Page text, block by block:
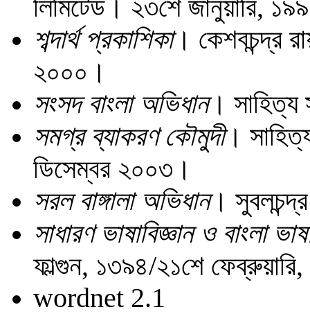
লিমিটেড। ২৩শে জানুয়ারি,
শব্দার্থ প্রকাশিকা। কেশবচন্দ্র
২০০০।
সংসদ বাংলা অভিধান। সাহিত্য
সমগ্র ব্যাকরণ কৌমুদী।
ডিসেম্বর ২০০৩।
সরল বাঙ্গালা অভিধান।
সাধারণ ভাষাবিজ্ঞান ও বাংলা
ফাল্গুন, ১৩৯৪/২১শে
wordnet 2.1